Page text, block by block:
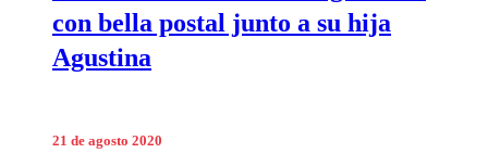
con bella postal junto a su hija
Agustina
21 de agosto 2020